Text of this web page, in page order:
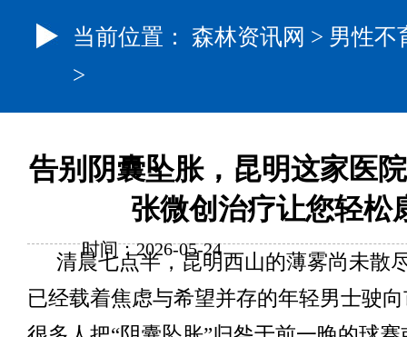
当前位置： 森林资讯网 > 男性不
>
告别阴囊坠胀，昆明这家医
张微创治疗让您轻松
时间：2026-05-24
清晨七点半，昆明西山的薄雾尚未散
已经载着焦虑与希望并存的年轻男士驶